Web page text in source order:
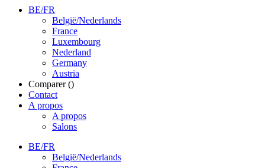
BE/FR
België/Nederlands
France
Luxembourg
Nederland
Germany
Austria
Comparer ()
Contact
A propos
A propos
Salons
BE/FR
België/Nederlands